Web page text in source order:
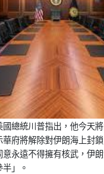
國總統川普指出，他今天
府將解除對伊朗海上封
永遠不得擁有核武，伊
」。